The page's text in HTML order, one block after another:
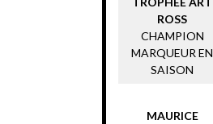
ROSS
CHAMPION
MARQUEUR EN
SAISON
MAURICE